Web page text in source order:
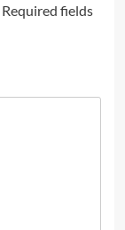
Required fields